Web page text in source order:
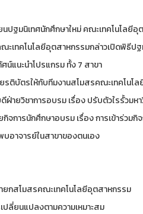
ปฐมนิเทศนักศึกษาใหม่ คณะเทคโนโลยีอุ
ทคโนโลยีอุตสาหกรรมกล่าวเปิดพิธีปฐ
แนะนำโปรแกรม ทั้ง 7 สาขา
รติบัตรให้กับทีมงานสโมสรคณะเทคโนโ
บดีฝ่ายวิชาการอบรม เรื่อง ปรับตั
นักศึกษาอบรม เรื่อง การเข้
บอาจารย์ในสาขาของตนเอง
ยกสโมสรคณะเทคโนโลยีอุตสาหกรรม
ปลี่ยนแปลงตามความเหมาะสม